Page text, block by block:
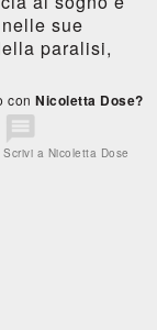
sue
paralisi,
conNicoletta Dose?
Scrivi a Nicoletta Dose